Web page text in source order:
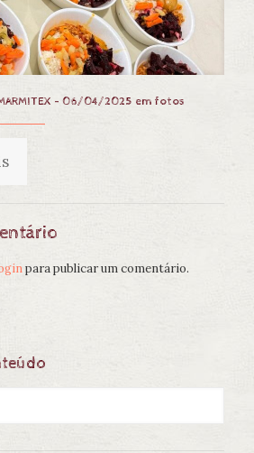
MARMITEX – 06/04/2025 em fotos
para publicar um comentário.